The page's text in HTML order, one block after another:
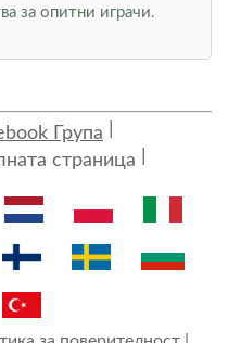
за опитни играчи.
Група
страница